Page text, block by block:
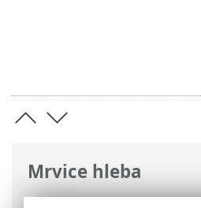
Mrvice hleba
ESET pomoć na mreži>